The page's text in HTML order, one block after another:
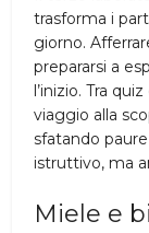
trasforma i
giorno.
prepararsi a
l’inizio. Tra
viaggio alla
sfatando
istruttivo, ma
Miele e